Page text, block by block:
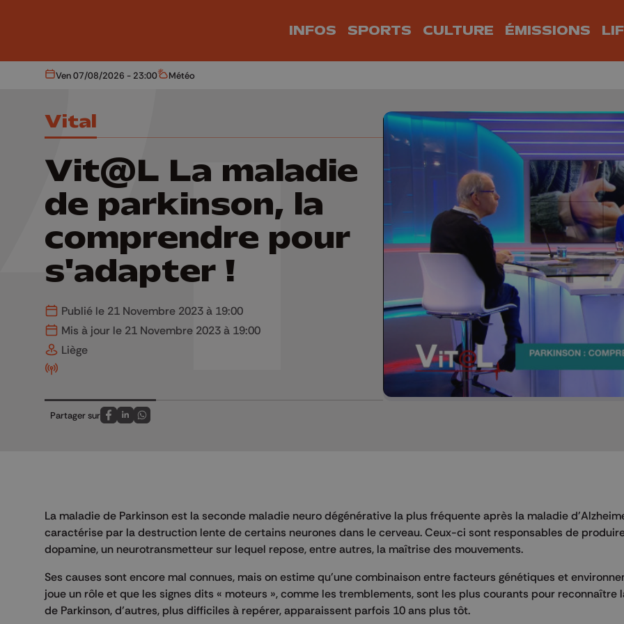
INFOS SPORTS CULTURE ÉMISSIONS
Aujourd'hui
Ven 07/08/2026 - 23:00 Météo
Météo
Vital
Vit@L La maladie
de parkinson, la
comprendre pour
s'adapter !
Publié le 21 Novembre 2023 à 19:00
Mis à jour le 21 Novembre 2023 à 19:00
Liège
Partager sur
Partagez sur FaceBook
Partagez sur LinkedIn
Partagez sur Whatsapp
La maladie de Parkinson est la seconde maladie neuro dégénérative la plus fréquente après la maladie
caractérise par la destruction lente de certains neurones dans le cerveau. Ceux-ci sont responsables de
dopamine, un neurotransmetteur sur lequel repose, entre autres, la maîtrise des mouvements.
Ses causes sont encore mal connues, mais on estime qu'une combinaison entre facteurs génétiques et
joue un rôle et que les signes dits « moteurs », comme les tremblements, sont les plus courants pour reconnaître
de Parkinson, d’autres, plus difficiles à repérer, apparaissent parfois 10 ans plus tôt.